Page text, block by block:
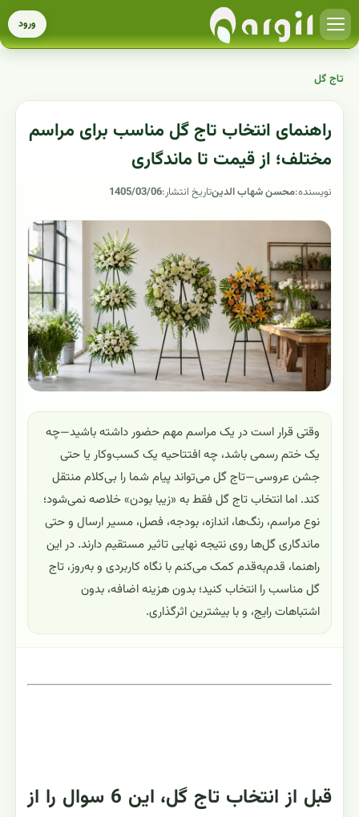
ورود
تاج گل
راهنمای انتخاب تاج گل مناسب برای مراسم
مختلف؛ از قیمت تا ماندگاری
نویسنده:محسن شهاب الدینتاریخ انتشار:1405/03/06
وقتی قرار است در یک مراسم مهم حضور داشته باشید—چه
یک ختم رسمی باشد، چه افتتاحیه یک کسب‌وکار یا حتی
جشن عروسی—تاج گل می‌تواند پیام شما را بی‌کلام منتقل
کند. اما انتخاب تاج گل فقط به «زیبا بودن» خلاصه نمی‌شود؛
نوع مراسم، رنگ‌ها، اندازه، بودجه، فصل، مسیر ارسال و حتی
ماندگاری گل‌ها روی نتیجه نهایی تاثیر مستقیم دارند. در این
راهنما، قدم‌به‌قدم کمک می‌کنم با نگاه کاربردی و به‌روز، تاج
گل مناسب را انتخاب کنید؛ بدون هزینه اضافه، بدون
اشتباهات رایج، و با بیشترین اثرگذاری.
قبل از انتخاب تاج گل، این 6 سوال را از